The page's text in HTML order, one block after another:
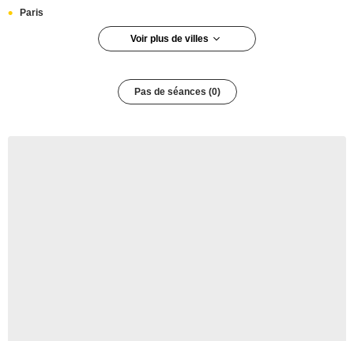
Paris
Voir plus de villes
Pas de séances (0)